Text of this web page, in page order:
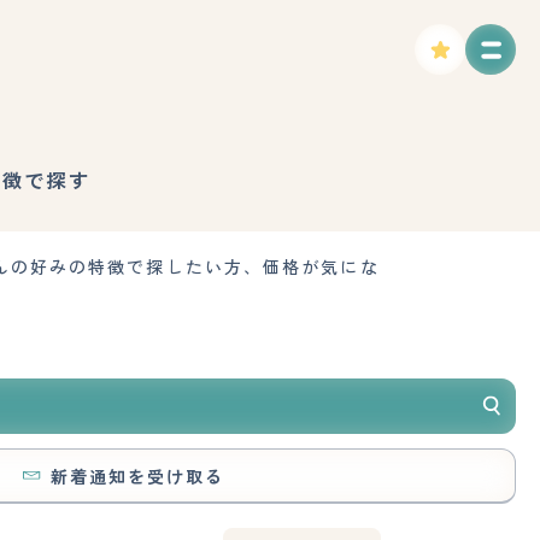
で探す
好みの特徴で探したい方、価格が気にな
新着通知を受け取る